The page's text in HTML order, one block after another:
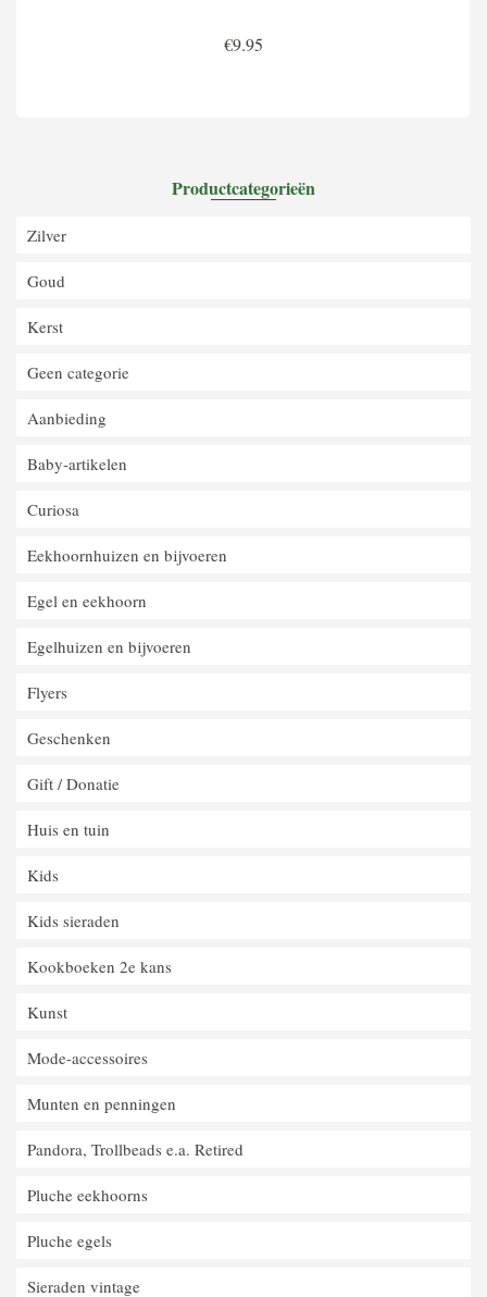
€9.95
Productcategorieën
Zilver
Goud
Kerst
Geen categorie
Aanbieding
Baby-artikelen
Curiosa
Eekhoornhuizen en bijvoeren
Egel en eekhoorn
Egelhuizen en bijvoeren
Flyers
Geschenken
Gift / Donatie
Huis en tuin
Kids
Kids sieraden
Kookboeken 2e kans
Kunst
Mode-accessoires
Munten en penningen
Pandora, Trollbeads e.a. Retired
Pluche eekhoorns
Pluche egels
Sieraden vintage